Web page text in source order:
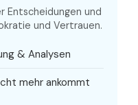
Entscheidungen und
und Vertrauen.
& Analysen
mehr ankommt